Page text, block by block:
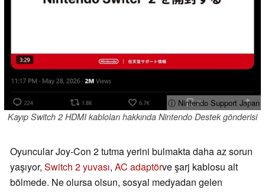
ⓘ Nintendo Support Japan
Kayıp Switch 2 HDMI kabloları hakkında Nintendo Destek gönderisi
Oyuncular Joy-Con 2 tutma yerini bulmakta daha az sorun
yaşıyor, Switch 2 yuvası, AC adaptörve şarj kablosu alt
bölmede. Ne olursa olsun, sosyal medyadan gelen